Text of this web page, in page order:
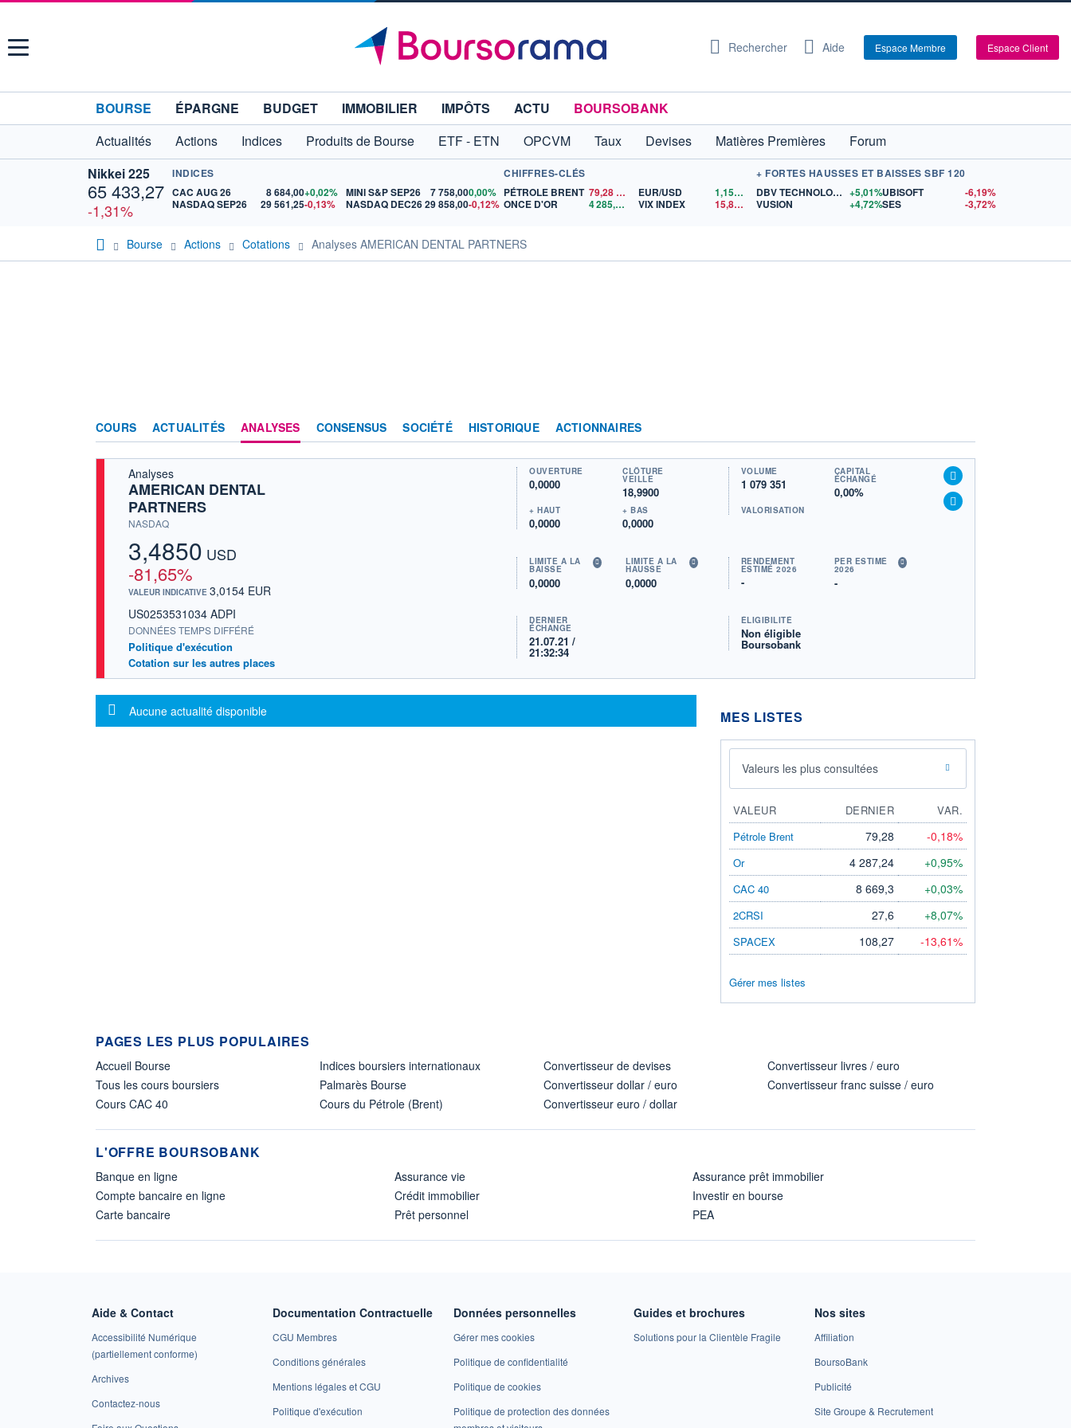
Menu Rechercher Aide Espace Membre Espace Client
BOURSE ÉPARGNE BUDGET IMMOBILIER IMPÔTS ACTU
BOURSOBANK
Actualités
Actions Indices Produits de Bourse ETF - ETN OPCVM Taux Devises Matières Premières
Forum
Nikkei 225
65 433,27
-1,31%
INDICES
CAC AUG 26
8 684,00+0,02%
NASDAQ SEP26
29 561,25-0,13%
MINI S&P SEP26 7 758,000,00%
NASDAQ DEC2629 858,00-0,12%
CHIFFRES-CLÉS
PÉTROLE BRENT 79,28
ONCE D'OR
4 285,99 $US
EUR/USD 1,1557
$US
VIX INDEX
15,81$US
+ FORTES HAUSSES ET BAISSES SBF 120
DBV TECHNOLOGIES +5,01%
VUSION
+4,72%
UBISOFT
-6,19%
SES
-3,72%
Bourse Actions Cotations Analyses AMERICAN DENTAL PARTNERS
COURS ACTUALITÉS ANALYSES CONSENSUS SOCIÉTÉ HISTORIQUE ACTIONNAIRES
Analyses
AMERICAN DENTAL
PARTNERS
NASDAQ
3,4850 USD
-81,65%
VALEUR INDICATIVE 3,0154 EUR
US0253531034 ADPI
DONNÉES TEMPS DIFFÉRÉ
Politique d'exécution
Cotation sur les autres places
OUVERTURE
0,0000
CLÔTURE
VEILLE
18,9900
+ HAUT
0,0000
+ BAS
0,0000
VOLUME
1 079 351
CAPITAL
ÉCHANGÉ
0,00%
VALORISATION
LIMITE À LA
BAISSE
0,0000
LIMITE À LA
HAUSSE
0,0000
RENDEMENT
ESTIMÉ 2026
-
PER ESTIMÉ
2026
-
DERNIER
ÉCHANGE
21.07.21 /
21:32:34
ÉLIGIBILITÉ
Non éligible
Boursobank
Message d'information
Aucune actualité disponible MES LISTES
Valeurs les plus consultées
VALEUR DERNIER
VAR.
Pétrole Brent
79,28 -0,18%
Or 4 287,24 +0,95%
CAC 40 8 669,3 +0,03%
2CRSI 27,6 +8,07%
SPACEX 108,27 -13,61%
Gérer mes listes
PAGES LES PLUS POPULAIRES
Accueil Bourse
Tous les cours boursiers
Cours CAC 40
Indices boursiers internationaux
Palmarès Bourse
Cours du Pétrole (Brent)
Convertisseur de devises
Convertisseur dollar / euro
Convertisseur euro / dollar
Convertisseur livres / euro
Convertisseur franc suisse / euro
L'OFFRE BOURSOBANK
Banque en ligne
Compte bancaire en ligne
Carte bancaire
Assurance vie
Crédit immobilier
Prêt personnel
Assurance prêt immobilier
Investir en bourse
PEA
Aide & Contact
Accessibilité Numérique
(partiellement conforme)
Archives
Contactez-nous
Documentation Contractuelle
CGU Membres
Conditions générales
Mentions légales et CGU
Politique d'exécution
Données personnelles
Gérer mes cookies
Politique de confidentialité
Politique de cookies
Politique de protection des données
Guides et brochures
Solutions pour la Clientèle Fragile
Nos sites
Affiliation
BoursoBank
Publicité
Site Groupe & Recrutement